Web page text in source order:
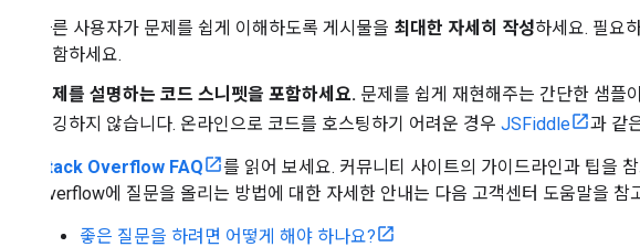
다른 사용자가 문제를 쉽게 이해하도록 게시물을 최대한 자세히 작성하세요. 필요
포함하세요.
문제를 설명하는 코드 스니펫을 포함하세요. 문제를 쉽게 재현해주는 간단한 샘플
버깅하지 않습니다. 온라인으로 코드를 호스팅하기 어려운 경우 JSFiddle 과 같
Stack Overflow FAQ
를 읽어 보세요. 커뮤니티 사이트의 가이드라인과 팁을
Overflow에 질문을 올리는 방법에 대한 자세한 안내는 다음 고객센터 도움말을 참
좋은 질문을 하려면 어떻게 해야 하나요?